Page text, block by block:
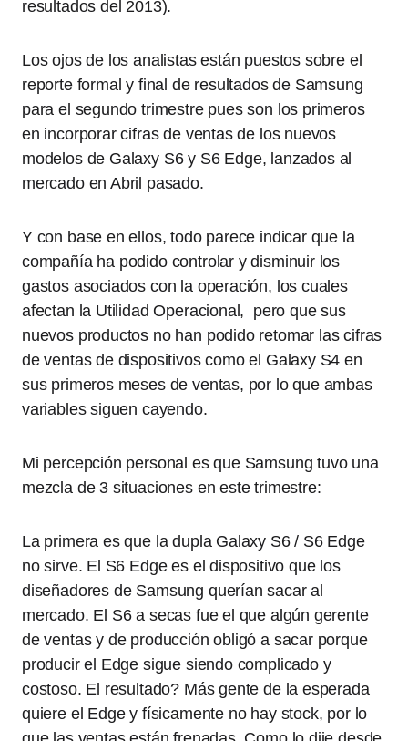
resultados del 2013).
Los ojos de los analistas están puestos sobre el
reporte formal y final de resultados de Samsung
para el segundo trimestre pues son los primeros
en incorporar cifras de ventas de los nuevos
modelos de Galaxy S6 y S6 Edge, lanzados al
mercado en Abril pasado.
Y con base en ellos, todo parece indicar que la
compañía ha podido controlar y disminuir los
gastos asociados con la operación, los cuales
afectan la Utilidad Operacional, pero que sus
nuevos productos no han podido retomar las cifras
de ventas de dispositivos como el Galaxy S4 en
sus primeros meses de ventas, por lo que ambas
variables siguen cayendo.
Mi percepción personal es que Samsung tuvo una
mezcla de 3 situaciones en este trimestre:
La primera es que la dupla Galaxy S6 / S6 Edge
no sirve. El S6 Edge es el dispositivo que los
diseñadores de Samsung querían sacar al
mercado. El S6 a secas fue el que algún gerente
de ventas y de producción obligó a sacar porque
producir el Edge sigue siendo complicado y
costoso. El resultado? Más gente de la esperada
quiere el Edge y físicamente no hay stock, por lo